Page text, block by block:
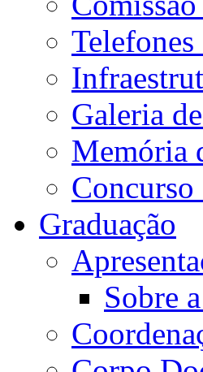
Galeria
Memória
Concurso
Graduação
Sobre